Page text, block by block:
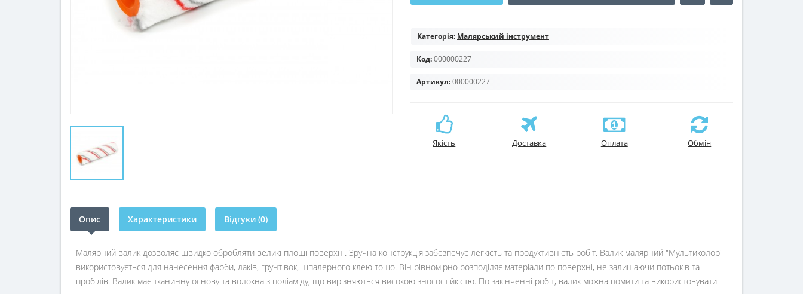
Категорія: Малярський інструмент
Код:000000227
Артикул:000000227
Якість Доставка Оплата Обмін
Опис Характеристики Відгуки (0)
Малярний валик дозволяє швидко обробляти великі площі поверхні. Зручна конструкція забезпечує легкість та продуктивність робіт. Валик малярний "Мультиколор"
використовується для нанесення фарби, лаків, грунтівок, шпалерного клею тощо. Він рівномірно розподіляє матеріали по поверхні, не залишаючи потьоків та
пробілів. Валик має тканинну основу та волокна з поліаміду, що вирізняються високою зносостійкістю. По закінченні робіт, валик можна помити та використовувати